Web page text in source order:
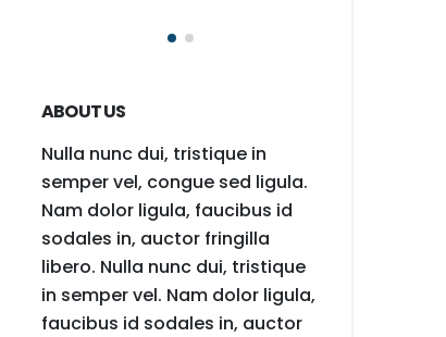
ABOUT US
Nulla nunc dui, tristique in
semper vel, congue sed ligula.
Nam dolor ligula, faucibus id
sodales in, auctor fringilla
libero. Nulla nunc dui, tristique
in semper vel. Nam dolor ligula,
faucibus id sodales in, auctor